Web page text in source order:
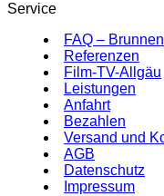
Service
FAQ – Brunnen
Referenzen
Film-TV-Allgäu
Leistungen
Anfahrt
Bezahlen
Versand und
AGB
Datenschutz
Impressum